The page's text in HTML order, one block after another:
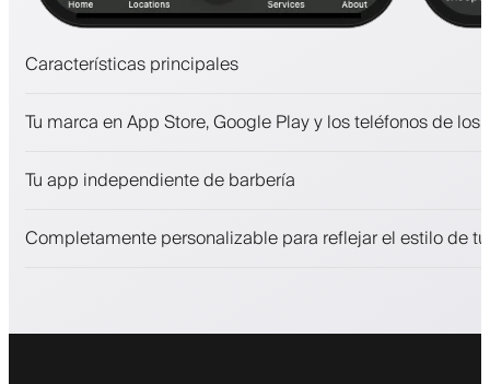
Características principales
Pagos, depósito de seguridad
Involucra a los clientes con un programa de fidelización
Tu marca en App Store, Google Play y los teléfonos de los
Tu app independiente de barbería
Completamente personalizable para reflejar el estilo de